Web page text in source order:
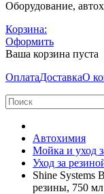
Оборудование,
Корзина:
Оформить
Ваша корзина пуста
ОплатаДоставкаО
Автохимия
Мойка и уход
Уход за
Shine Systems
резины, 750 мл